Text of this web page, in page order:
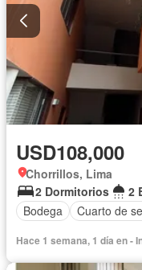
USD108,000
Chorrillos, Lima
2 Dormitorios
2
Bodega
Cuarto de
Hace 1 semana, 1 día en -